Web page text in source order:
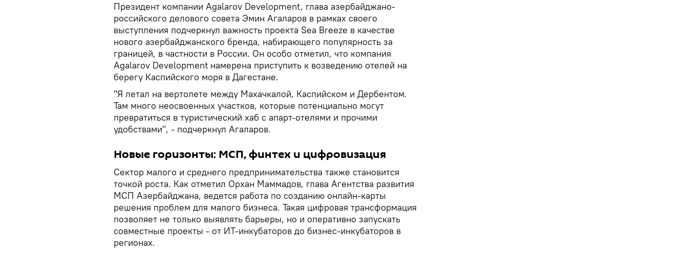
Президент компании Agalarov Development, глава азербайджано-
российского делового совета Эмин Агаларов в рамках своего
выступления подчеркнул важность проекта Sea Breeze в качестве
нового азербайджанского бренда, набирающего популярность за
границей, в частности в России. Он особо отметил, что компания
Agalarov Development намерена приступить к возведению отелей на
берегу Каспийского моря в Дагестане.
"Я летал на вертолете между Махачкалой, Каспийском и Дербентом.
Там много неосвоенных участков, которые потенциально могут
превратиться в туристический хаб с апарт-отелями и прочими
удобствами", - подчеркнул Агаларов.
Новые горизонты: МСП, финтех и цифровизация
Сектор малого и среднего предпринимательства также становится
точкой роста. Как отметил Орхан Маммадов, глава Агентства развития
МСП Азербайджана, ведется работа по созданию онлайн-карты
решения проблем для малого бизнеса. Такая цифровая трансформация
позволяет не только выявлять барьеры, но и оперативно запускать
совместные проекты - от ИТ-инкубаторов до бизнес-инкубаторов в
регионах.